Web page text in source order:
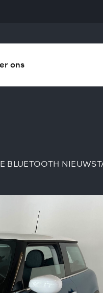
ons
BLUETOOTH